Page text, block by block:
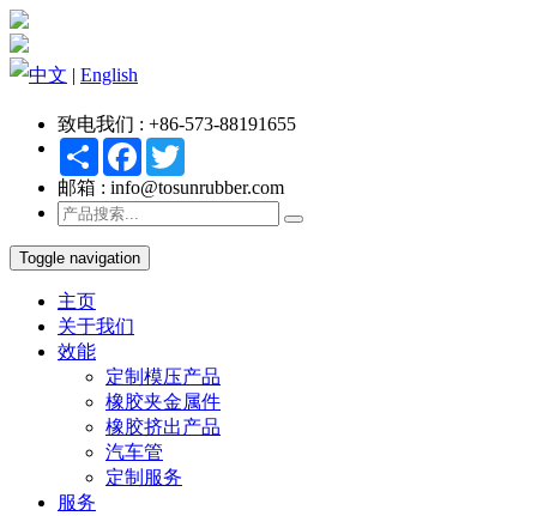
中文 | English
致电我们 : +86-573-88191655
Share Facebook
邮箱 : info@tosunrubber.com
Toggle navigation
主页
关于我们
效能
定制模压产品
橡胶夹金属件
橡胶挤出产品
汽车管
定制服务
服务